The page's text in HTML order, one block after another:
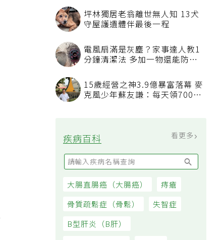
坪林獨居老翁離世無人知 13犬
守屋護遺體伴最後一程
電風扇滿是灰塵？家事達人教1
15歲經營之神3.9億暴富落幕 麥
克風少年蘇友謙：每天領700元
疾病百科